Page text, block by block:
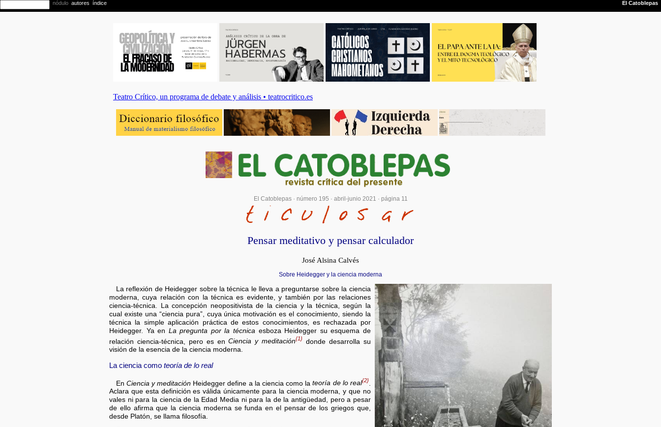
El Catoblepas · número 195 · abril-junio 2021 · página 11
Pensar meditativo y pensar calculador
José Alsina Calvés
Sobre Heidegger y la ciencia moderna
La reflexión de Heidegger sobre la técnica le lleva a preguntarse sobre la ciencia
moderna, cuya relación con la técnica es evidente, y también por las relaciones
ciencia-técnica. La concepción neopositivista de la ciencia y la técnica, según la
cual existe una “ciencia pura”, cuya única motivación es el conocimiento, siendo la
técnica la simple aplicación práctica de estos conocimientos, es rechazada por
Heidegger. Ya en La pregunta por la técnica esboza Heidegger su esquema de
relación ciencia-técnica, pero es enCiencia y meditación{1} donde desarrolla su
visión de la esencia de la ciencia moderna.
La ciencia como teoría de lo real
En Ciencia y meditación Heidegger define a la ciencia como lateoría de lo real{2}.
Aclara que esta definición es válida únicamente para la ciencia moderna, y que no
vales ni para la ciencia de la Edad Media ni para la de la antigüedad, pero a pesar
de ello afirma que la ciencia moderna se funda en el pensar de los griegos que,
desde Platón, se llama filosofía.